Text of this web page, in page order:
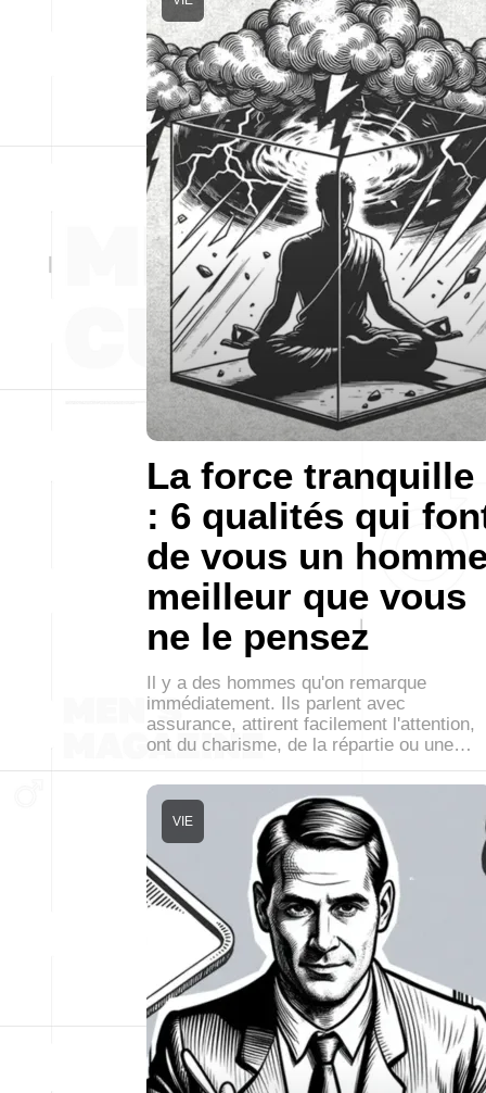
La force tranquille
: 6 qualités qui
de vous un
meilleur que vous
ne le pensez
Il y a des hommes qu'on remarque
immédiatement. Ils parlent avec
assurance, attirent facilement l'attention,
ont du charisme, de la répartie ou une…
VIE